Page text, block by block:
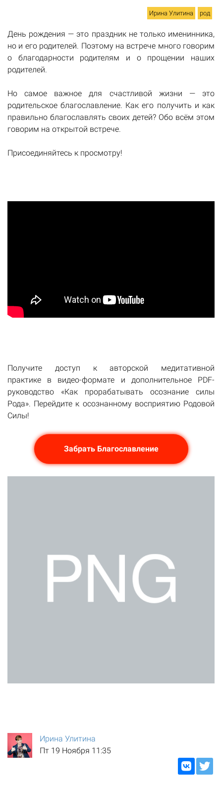
Ирина Улитина род
День рождения — это праздник не только именинника,
но и его родителей. Поэтому на встрече много говорим
о благодарности родителям и о прощении наших
родителей.
Но самое важное для счастливой жизни — это
родительское благославление. Как его получить и как
правильно благославлять своих детей? Обо всём этом
говорим на открытой встрече.
Присоединяйтесь к просмотру!
Получите доступ к авторской медитативной
практике в видео-формате и дополнительное PDF-
руководство «Как прорабатывать осознание силы
Рода». Перейдите к осознанному восприятию Родовой
Силы!
Забрать Благославление
Ирина Улитина
Пт 19 Ноября 11:35